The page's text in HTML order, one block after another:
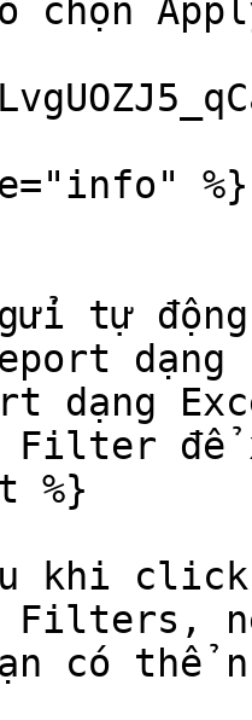
chọn
%}
tự động
dạng
dạng
Filter để
khi
Filters,
có thể